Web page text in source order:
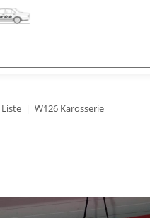
W126 Karosserie